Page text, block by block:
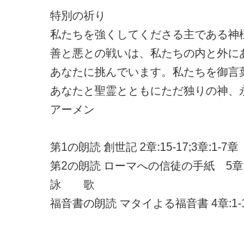
特別の祈り
私たちを強くしてくださる主である神
善と悪との戦いは、私たちの内と外に
あなたに挑んでいます。私たちを御言
あなたと聖霊とともにただ独りの神、
アーメン
第1の朗読 創世記 2章:15-17;3章:1-7章
第2の朗読 ローマへの信徒の手紙 5
詠 歌
福音書の朗読 マタイよる福音書 4章:1-